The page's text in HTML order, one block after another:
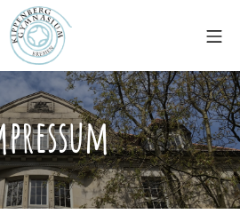
Kippenberg-